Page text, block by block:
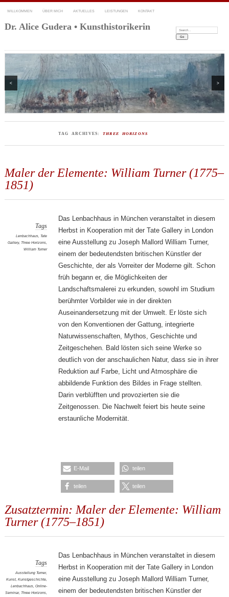
WILLKOMMEN ÜBER MICH AKTUELLES LEISTUNGEN KONTAKT
Dr. Alice Gudera • Kunsthistorikerin Search:
< >
TAG ARCHIVES: THREE HORIZONS
Maler der Elemente: William Turner (1775–
1851)
Tags
Lenbachhaus, Tate
Gallery, Three Horizons,
William Turner
Das Lenbachhaus in München veranstaltet in diesem
Herbst in Kooperation mit der Tate Gallery in London
eine Ausstellung zu Joseph Mallord William Turner,
einem der bedeutendsten britischen Künstler der
Geschichte, der als Vorreiter der Moderne gilt. Schon
früh begann er, die Möglichkeiten der
Landschaftsmalerei zu erkunden, sowohl im Studium
berühmter Vorbilder wie in der direkten
Auseinandersetzung mit der Umwelt. Er löste sich
von den Konventionen der Gattung, integrierte
Naturwissenschaften, Mythos, Geschichte und
Zeitgeschehen. Bald lösten sich seine Werke so
deutlich von der anschaulichen Natur, dass sie in ihrer
Reduktion auf Farbe, Licht und Atmosphäre die
abbildende Funktion des Bildes in Frage stellten.
Darin verblüfften und provozierten sie die
Zeitgenossen. Die Nachwelt feiert bis heute seine
erstaunliche Modernität.
E-Mail teilen
teilen teilen
Zusatztermin: Maler der Elemente: William
Turner (1775–1851)
Tags
Ausstellung Turner,
Kunst, Kunstgeschichte,
Lenbachhaus, Online-
Seminar, Three Horizons,
Das Lenbachhaus in München veranstaltet in diesem
Herbst in Kooperation mit der Tate Gallery in London
eine Ausstellung zu Joseph Mallord William Turner,
einem der bedeutendsten britischen Künstler der